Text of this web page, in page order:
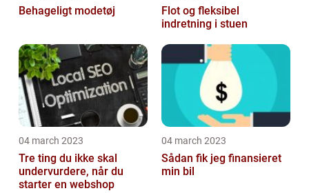
Behageligt modetøj
Flot og fleksibel
indretning i stuen
04 march 2023
Tre ting du ikke skal
undervurdere, når du
starter en webshop
04 march 2023
Sådan fik jeg finansieret
min bil